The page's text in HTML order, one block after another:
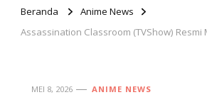
Beranda
Anime News
Assassination Classroom (TVShow)
MEI 8, 2026 ANIME NEWS